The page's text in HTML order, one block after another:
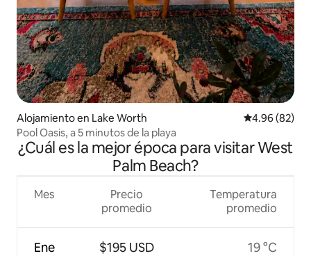
Alojamiento en Lake Worth Calificación
4.96 (82)
Pool Oasis, a 5 minutos de la playa
¿Cuál es la mejor época para visitar West
Palm Beach?
Mes
Ene
Precio
promedio
$195 USD
Temperatura
promedio
19 °C